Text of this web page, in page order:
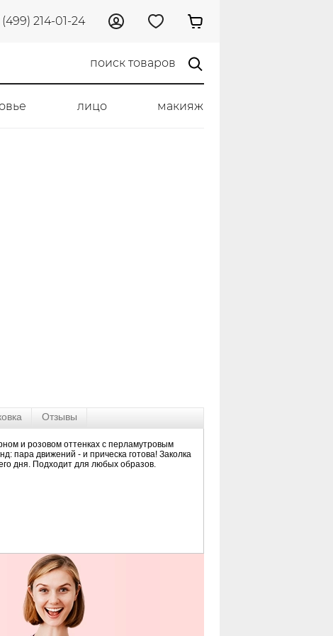
(499) 214-01-24
лицо макияж
Отзывы
и розовом оттенках с перламутровым
пара движений - и прическа готова! Заколка
дня. Подходит для любых образов.